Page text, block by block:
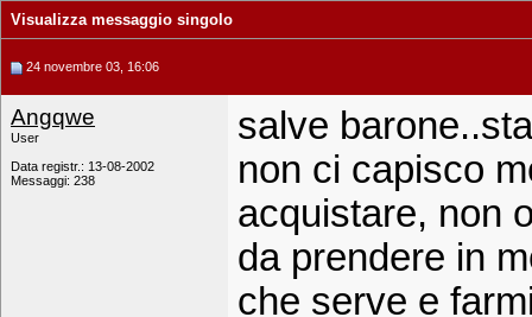
Visualizza messaggio singolo
24 novembre 03, 16:06
Angqwe
User
Data registr.: 13-08-2002
Messaggi: 238
salve
non ci capisco
acquistare, non
da prendere in
che serve e